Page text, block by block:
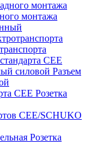
монтажа
CEE
Разъем
Розетка
CEE/SCHUKO
Розетка